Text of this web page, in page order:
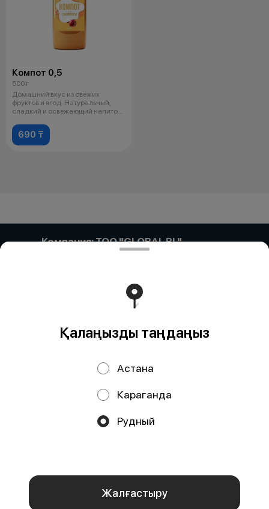
Компот 0,5
500 г
Домашний вкус из свежих
фруктов и ягод. Натуральный,
сладкий и освежающий напиток
690 ₸
Құпиялылық саясатынасәйкес аналитикалық қызметтерді
пайдалануға келісесіз.
Компания: ТОО "GLOBAL BL"
БИК: CASPKZKA Номер счёта: KZ57722S000002607049
Тиімді ядрода жұмыс істейдіFoodpicásso
Политика конфиденциальности
Қалаңызды таңдаңыз
Астана
Караганда
Рудный